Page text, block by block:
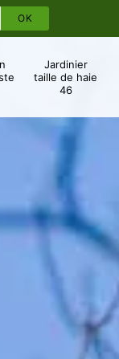
Jardinier
taille de haie
46